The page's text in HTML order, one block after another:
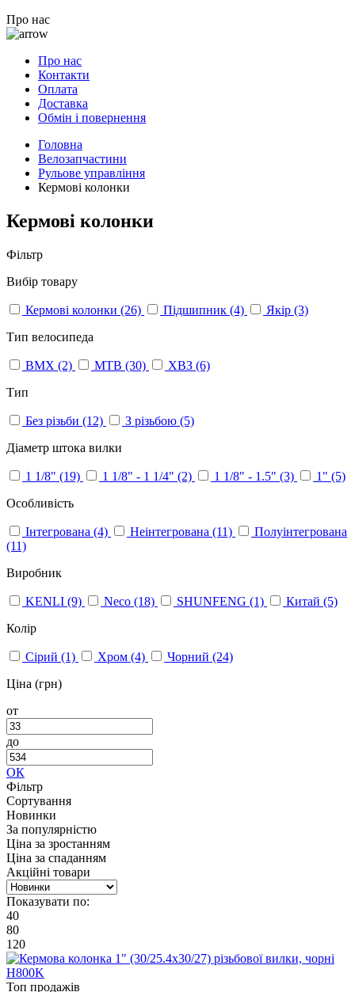
Про нас
Про нас
Контакти
Оплата
Доставка
Обмін і повернення
Головна
Велозапчастини
Рульове управління
Кермові колонки
Кермові колонки
Фільтр
Вибір товару
Кермові колонки (26) Підшипник (4) Якір (3)
Тип велосипеда
BMX (2) MTB (30) ХВЗ (6)
Тип
Без різьби (12) З різьбою (5)
Діаметр штока вилки
1 1/8" (19) 1 1/8" - 1 1/4" (2) 1 1/8" - 1.5" (3) 1" (5)
Особливість
Інтегрована (4) Неінтегрована (11)
Полуінтегрована
(11)
Виробник
KENLI (9) Neco (18) SHUNFENG (1) Китай (5)
Колір
Сірий (1) Хром (4) Чорний (24)
Ціна (грн)
от
до
ОК
Фільтр
Сортування
Новинки
За популярністю
Ціна за зростанням
Ціна за спаданням
Акційні товари
Показувати по:
40
80
120
Топ продажів